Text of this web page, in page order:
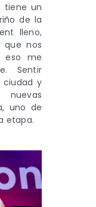
tiene un
de la
lleno,
que nos
eso me
Sentir
ciudad y
uno de
etapa.